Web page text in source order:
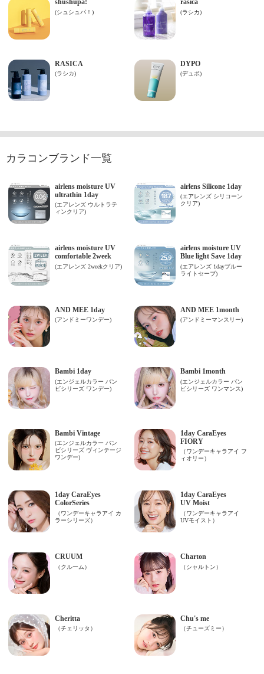
カラコンブランド一覧